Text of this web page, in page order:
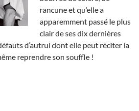
rancune et qu’elle a
apparemment passé le plus
clair de ses dix dernières
d’autrui dont elle peut réciter la
reprendre son souffle !